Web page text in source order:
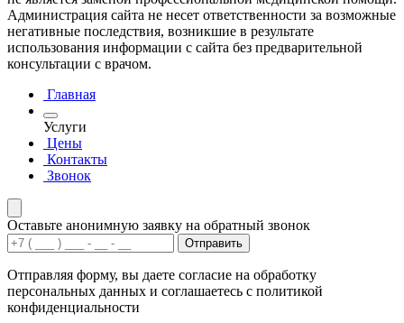
Администрация сайта не несет ответственности за возможные
негативные последствия, возникшие в результате
использования информации с сайта без предварительной
консультации с врачом.
Главная
Услуги
Цены
Контакты
Звонок
Оставьте анонимную заявку на обратный звонок
Отправить
Отправляя форму, вы даете согласие на обработку
персональных данных и соглашаетесь с политикой
конфиденциальности